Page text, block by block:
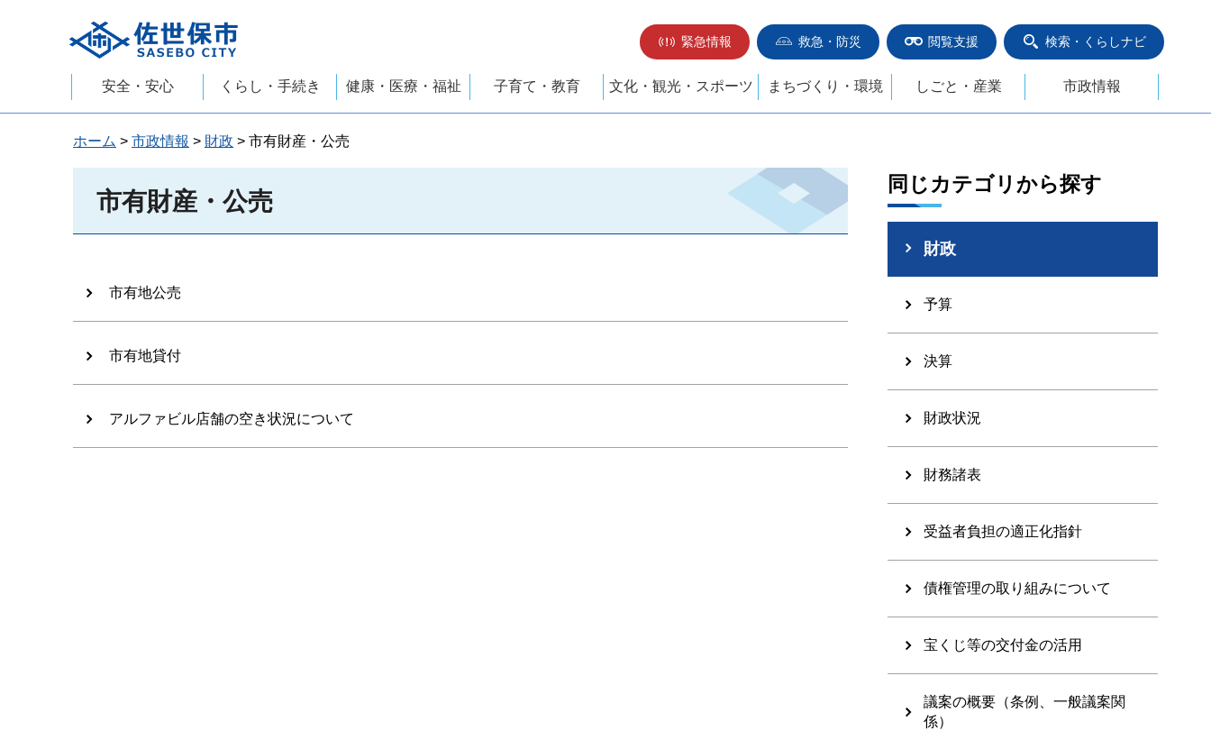
佐世保市
緊急情報
救急・防災 閲覧支援 検索・くらしナビ
安全・安心 くらし・手続き 健康・医療・福祉 子育て・教育 文化・観光・スポーツ まちづくり・環境 しごと・産業 市政情報
ホーム > 市政情報 > 財政 > 市有財産・公売
市有財産・公売
市有地公売
市有地貸付
アルファビル店舗の空き状況について
同じカテゴリから探す
財政
予算
決算
財政状況
財務諸表
受益者負担の適正化指針
債権管理の取り組みについて
宝くじ等の交付金の活用
議案の概要（条例、一般議案関
係）